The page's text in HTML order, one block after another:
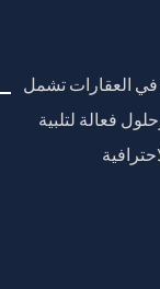
في العقارات تشمل
فعالة لتلبية